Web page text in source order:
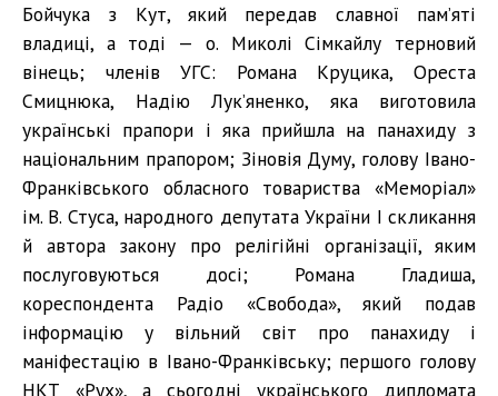
Бойчука з Кут, який передав славної пам’яті
владиці, а тоді — о. Миколі Сімкайлу терновий
вінець; членів УГС: Романа Круцика, Ореста
Смицнюка, Надію Лук’яненко, яка виготовила
українські прапори і яка прийшла на панахиду з
національним прапором; Зіновія Думу, голову Івано-
Франківського обласного товариства «Меморіал»
ім. В. Стуса, народного депутата України I скликання
й автора закону про релігійні організації, яким
послуговуються досі; Романа Гладиша,
кореспондента Радіо «Свобода», який подав
інформацію у вільний світ про панахиду і
маніфестацію в Івано-Франківську; першого голову
НКТ «Рух», а сьогодні українського дипломата